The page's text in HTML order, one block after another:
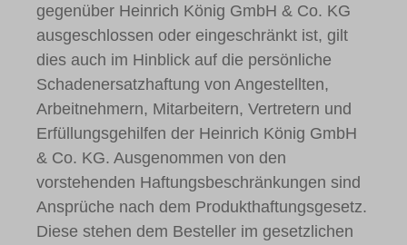
gegenüber Heinrich König GmbH & Co. KG
ausgeschlossen oder eingeschränkt ist, gilt
dies auch im Hinblick auf die persönliche
Schadenersatzhaftung von Angestellten,
Arbeitnehmern, Mitarbeitern, Vertretern und
Erfüllungsgehilfen der Heinrich König GmbH
& Co. KG. Ausgenommen von den
vorstehenden Haftungsbeschränkungen sind
Ansprüche nach dem Produkthaftungsgesetz.
Diese stehen dem Besteller im gesetzlichen